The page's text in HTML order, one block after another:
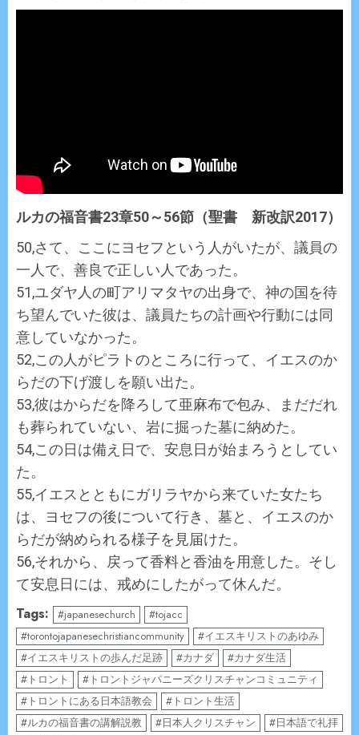
ルカの福音書23章50～56節（聖書 新改訳2017）
50,さて、ここにヨセフという人がいたが、議員の
一人で、善良で正しい人であった。
51,ユダヤ人の町アリマタヤの出身で、神の国を待
ち望んでいた彼は、議員たちの計画や行動には同
意していなかった。
52,この人がピラトのところに行って、イエスのか
らだの下げ渡しを願い出た。
53,彼はからだを降ろして亜麻布で包み、まだだれ
も葬られていない、岩に掘った墓に納めた。
54,この日は備え日で、安息日が始まろうとしてい
た。
55,イエスとともにガリラヤから来ていた女たち
は、ヨセフの後について行き、墓と、イエスのか
らだが納められる様子を見届けた。
56,それから、戻って香料と香油を用意した。そし
て安息日には、戒めにしたがって休んだ。
Tags: #japanesechurch
#tojacc
#torontojapanesechristiancommunity
#イエスキリストのあゆみ
#イエスキリストの歩んだ足跡
#カナダ
#カナダ生活
#トロント
#トロントジャパニーズクリスチャンコミュニティ
#トロントにある日本語教会
#トロント生活
#ルカの福音書の講解説教
#日本人クリスチャン
#日本語で礼拝